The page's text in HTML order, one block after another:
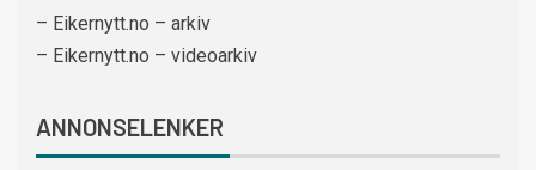
– Eikernytt.no – arkiv
– Eikernytt.no – videoarkiv
ANNONSELENKER